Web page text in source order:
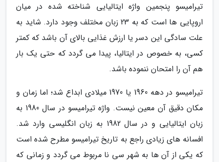
تیرامیسو پنجمین واژه ایتالیایی شناخته شده در میان
اروپایی ها است که به 23 زبان مختلف وجود دارد. شاید به
علت سادگی این دسر یا ارزش غذایی بالای آن باشد که کمتر
کسی، به خصوص در ایتالیا، پیدا می گردد که حتی یک بار
هم آن را امتحان ننموده باشد.
تیرامیسو در دهه 1960 یا 1970 میلادی ابداع شد؛ اما زمان و
مکان دقیق آن معین نیست. واژه تیرامیسو در سال 1980 به
زبان ایتالیایی و در سال 1982 به زبان انگلیسی وارد شد.
افسانه های زیادی راجع به تاریخ تیرامیسو مطرح شده است
که یکی از آن ها به شهر سی نا مربوط می گردد و زمانی که